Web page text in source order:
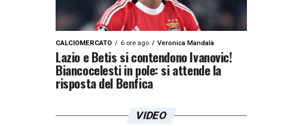
CALCIOMERCATO 6 ore ago Veronica Mandalà
Lazio e Betis si contendono Ivanovic!
Biancocelesti in pole: si attende la
risposta del Benfica
VIDEO